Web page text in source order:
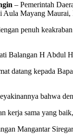
– Pemerintah
Aula Mayang Maurai,
penuh
Balangan H Abdul
datang kepada
bahwa
kerja sama yang
Mangantar